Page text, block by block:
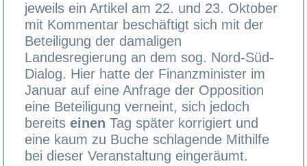
jeweils ein Artikel am 22. und 23. Oktober
mit Kommentar beschäftigt sich mit der
Beteiligung der damaligen
Landesregierung an dem sog. Nord-Süd-
Dialog. Hier hatte der Finanzminister im
Januar auf eine Anfrage der Opposition
eine Beteiligung verneint, sich jedoch
bereitseinen Tag später korrigiert und
eine kaum zu Buche schlagende Mithilfe
bei dieser Veranstaltung eingeräumt.